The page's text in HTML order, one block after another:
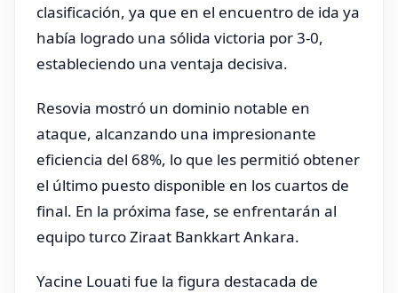
clasificación, ya que en el encuentro de ida ya
había logrado una sólida victoria por 3-0,
estableciendo una ventaja decisiva.
Resovia mostró un dominio notable en
ataque, alcanzando una impresionante
eficiencia del 68%, lo que les permitió obtener
el último puesto disponible en los cuartos de
final. En la próxima fase, se enfrentarán al
equipo turco Ziraat Bankkart Ankara.
Yacine Louati fue la figura destacada de